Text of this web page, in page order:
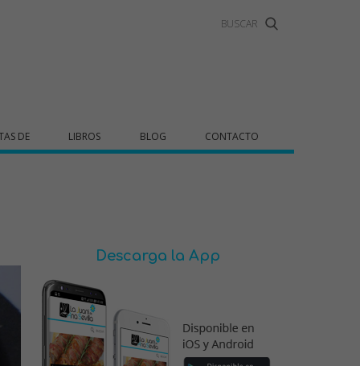
DE LIBROS BLOG CONTACTO
Descarga la App